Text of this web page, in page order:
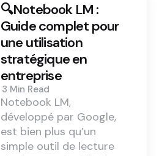
🔍Notebook LM :
Guide complet pour
une utilisation
stratégique en
entreprise
3 Min Read
Notebook LM,
développé par Google,
est bien plus qu’un
simple outil de lecture